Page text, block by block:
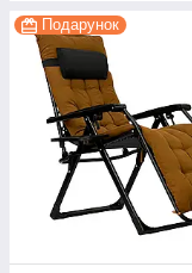
Подарунок